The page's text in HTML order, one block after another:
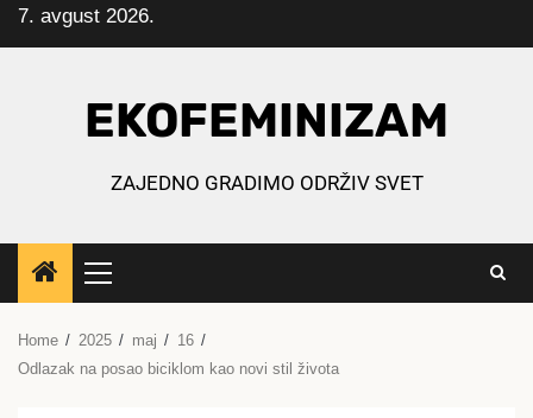
Skip
to
7. avgust 2026.
EKOFEMINIZAM
ZAJEDNO GRADIMO ODRŽIV SVET
Primary
Menu
Home 2025 maj
16
Odlazak na posao biciklom kao novi stil života